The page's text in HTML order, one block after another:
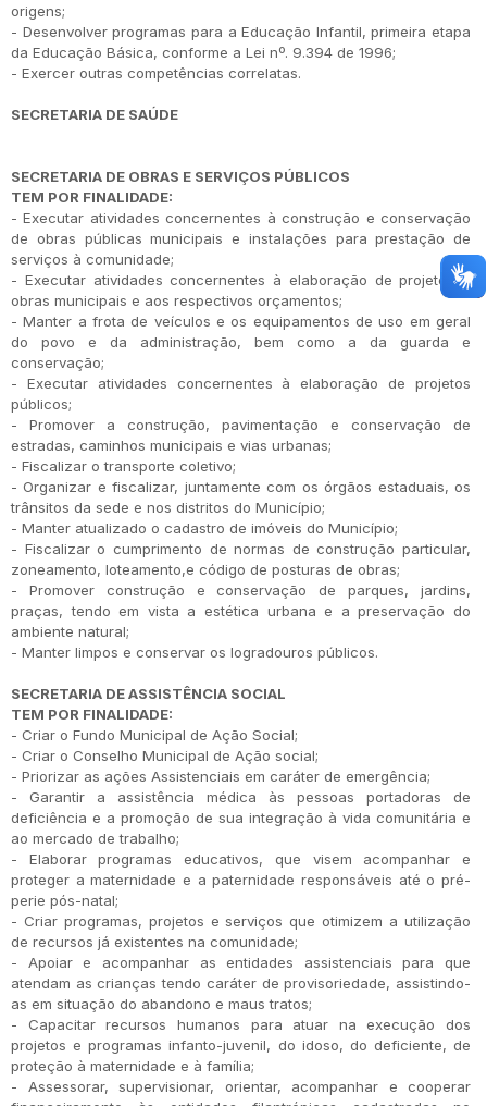
origens;
- Desenvolver programas para a Educação Infantil, primeira etapa
da Educação Básica, conforme a Lei nº. 9.394 de 1996;
- Exercer outras competências correlatas.
SECRETARIA DE SAÚDE
SECRETARIA DE OBRAS E SERVIÇOS PÚBLICOS
TEM POR FINALIDADE:
- Executar atividades concernentes à construção e conservação
de obras públicas municipais e instalações para prestação de
serviços à comunidade;
- Executar atividades concernentes à elaboração de projetos e
obras municipais e aos respectivos orçamentos;
- Manter a frota de veículos e os equipamentos de uso em geral
do povo e da administração, bem como a da guarda e
conservação;
- Executar atividades concernentes à elaboração de projetos
públicos;
- Promover a construção, pavimentação e conservação de
estradas, caminhos municipais e vias urbanas;
- Fiscalizar o transporte coletivo;
- Organizar e fiscalizar, juntamente com os órgãos estaduais, os
trânsitos da sede e nos distritos do Município;
- Manter atualizado o cadastro de imóveis do Município;
- Fiscalizar o cumprimento de normas de construção particular,
zoneamento, loteamento,e código de posturas de obras;
- Promover construção e conservação de parques, jardins,
praças, tendo em vista a estética urbana e a preservação do
ambiente natural;
- Manter limpos e conservar os logradouros públicos.
SECRETARIA DE ASSISTÊNCIA SOCIAL
TEM POR FINALIDADE:
- Criar o Fundo Municipal de Ação Social;
- Criar o Conselho Municipal de Ação social;
- Priorizar as ações Assistenciais em caráter de emergência;
- Garantir a assistência médica às pessoas portadoras de
deficiência e a promoção de sua integração à vida comunitária e
ao mercado de trabalho;
- Elaborar programas educativos, que visem acompanhar e
proteger a maternidade e a paternidade responsáveis até o pré-
perie pós-natal;
- Criar programas, projetos e serviços que otimizem a utilização
de recursos já existentes na comunidade;
- Apoiar e acompanhar as entidades assistenciais para que
atendam as crianças tendo caráter de provisoriedade, assistindo-
as em situação do abandono e maus tratos;
- Capacitar recursos humanos para atuar na execução dos
projetos e programas infanto-juvenil, do idoso, do deficiente, de
proteção à maternidade e à família;
- Assessorar, supervisionar, orientar, acompanhar e cooperar